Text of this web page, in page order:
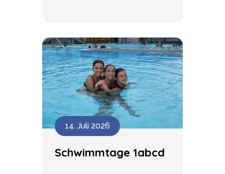
14. Juli 2026
Schwimmtage 1abcd